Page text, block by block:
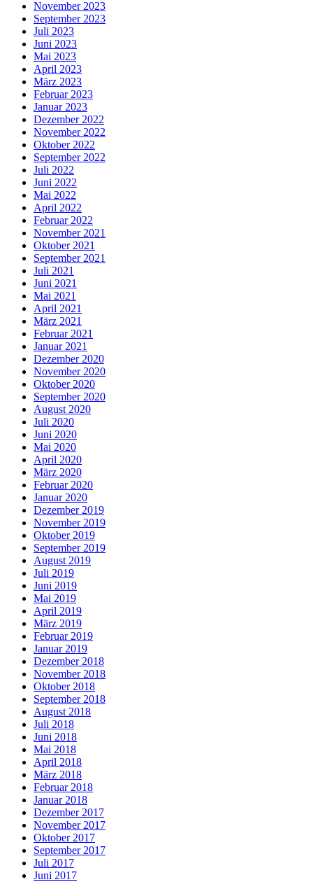
November 2023
September 2023
Juli 2023
Juni 2023
Mai 2023
April 2023
März 2023
Februar 2023
Januar 2023
Dezember 2022
November 2022
Oktober 2022
September 2022
Juli 2022
Juni 2022
Mai 2022
April 2022
Februar 2022
November 2021
Oktober 2021
September 2021
Juli 2021
Juni 2021
Mai 2021
April 2021
März 2021
Februar 2021
Januar 2021
Dezember 2020
November 2020
Oktober 2020
September 2020
August 2020
Juli 2020
Juni 2020
Mai 2020
April 2020
März 2020
Februar 2020
Januar 2020
Dezember 2019
November 2019
Oktober 2019
September 2019
August 2019
Juli 2019
Juni 2019
Mai 2019
April 2019
März 2019
Februar 2019
Januar 2019
Dezember 2018
November 2018
Oktober 2018
September 2018
August 2018
Juli 2018
Juni 2018
Mai 2018
April 2018
März 2018
Februar 2018
Januar 2018
Dezember 2017
November 2017
Oktober 2017
September 2017
Juli 2017
Juni 2017